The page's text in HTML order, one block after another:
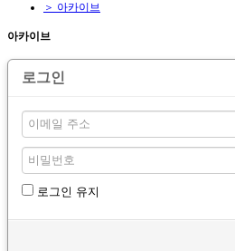
＞ 아카이브
아카이브
로그인
로그인 유지